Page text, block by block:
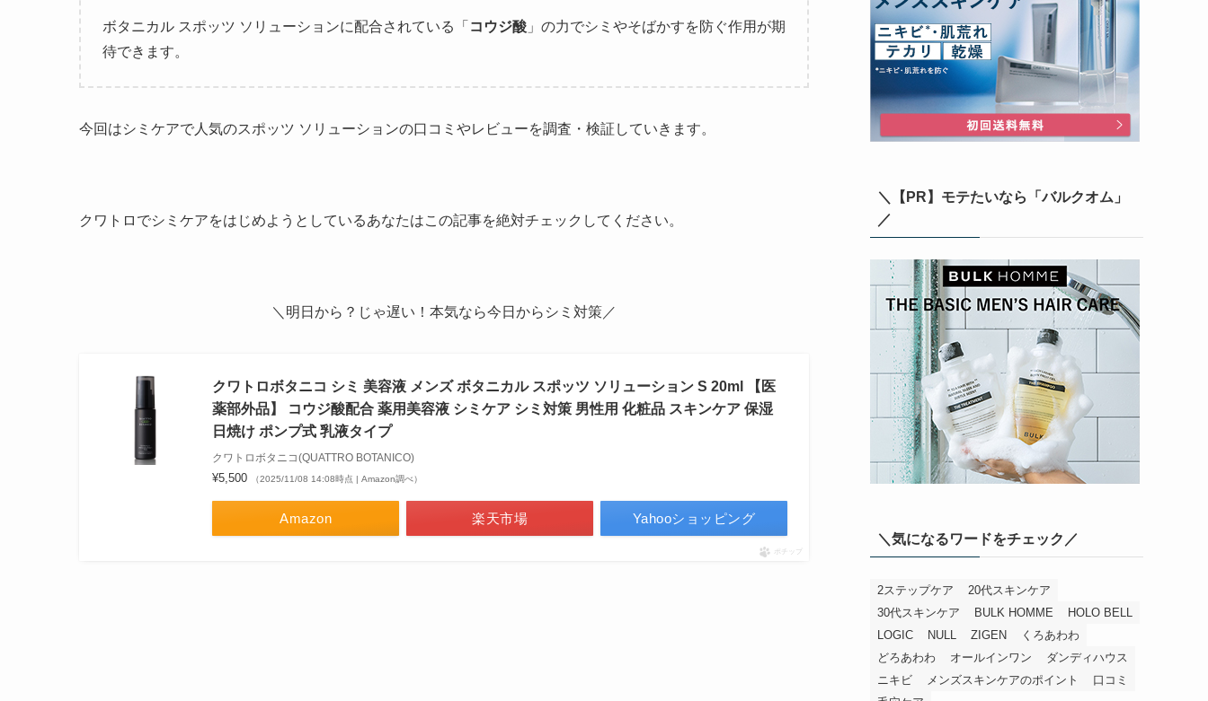
ボタニカル スポッツ ソリューションに配合されている「 コウジ酸 」の力でシミやそばかすを防ぐ作用が期
待できます。
今回はシミケアで人気のスポッツ ソリューションの口コミやレビューを調査・検証していきます。
クワトロでシミケアをはじめようとしているあなたはこの記事を絶対チェックしてください。
＼明日から？じゃ遅い！本気なら今日からシミ対策／
クワトロボタニコ シミ 美容液 メンズ ボタニカル スポッツ ソリューション S 20ml 【医
薬部外品】 コウジ酸配合 薬用美容液 シミケア シミ対策 男性用 化粧品 スキンケア 保湿
日焼け ポンプ式 乳液タイプ
クワトロボタニコ(QUATTRO BOTANICO)
¥5,500 （2025/11/08 14:08時点 | Amazon調べ）
Amazon 楽天市場 Yahooショッピング
ポチップ
＼【PR】モテたいなら「バルクオム」
／
＼気になるワードをチェック／
2ステップケア
20代スキンケア
30代スキンケア
BULK HOMME
HOLO BELL
LOGIC
NULL ZIGEN
くろあわわ
どろあわわ
オールインワン
ダンディハウス
ニキビ
メンズスキンケアのポイント
口コミ